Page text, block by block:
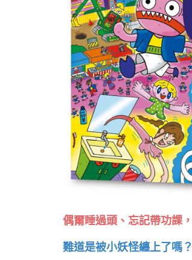
偶爾睡過頭、忘記帶功課，
難道是被小妖怪纏上了嗎？